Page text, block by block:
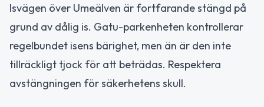
Isvägen över Umeälven är fortfarande stängd på
grund av dålig is. Gatu-parkenheten kontrollerar
regelbundet isens bärighet, men än är den inte
tillräckligt tjock för att beträdas. Respektera
avstängningen för säkerhetens skull.